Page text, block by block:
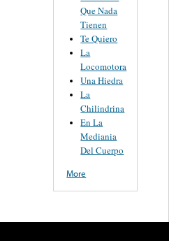
Que Nada
Tienen
Te Quiero
La
Locomotora
Una Hiedra
La
Chilindrina
En La
Mediania
Del Cuerpo
More